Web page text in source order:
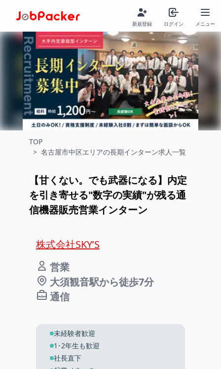
新規登録 ログイン メニュー
TOP
> 名古屋市中区エリアの長期インターン求人一覧
【甘くない。でも武器になる】内定
を引き寄せる"数字の実績"が残る通
信機器販売営業インターン
株式会社SKY’S
営業
大須観音駅から徒歩7分
通信
未経験者歓迎
1･2年生も歓迎
社長直下